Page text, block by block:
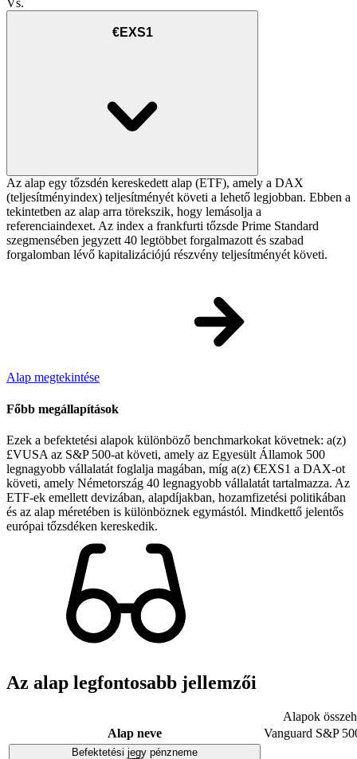
Vs.
€EXS1
Az alap egy tőzsdén kereskedett alap (ETF), amely a DAX
(teljesítményindex) teljesítményét követi a lehető legjobban. Ebben a
tekintetben az alap arra törekszik, hogy lemásolja a
referenciaindexet. Az index a frankfurti tőzsde Prime Standard
szegmensében jegyzett 40 legtöbbet forgalmazott és szabad
forgalomban lévő kapitalizációjú részvény teljesítményét követi.
Alap megtekintése
Főbb megállapítások
Ezek a befektetési alapok különböző benchmarkokat követnek: a(z)
£VUSA az S&P 500-at követi, amely az Egyesült Államok 500
legnagyobb vállalatát foglalja magában, míg a(z) €EXS1 a DAX-ot
követi, amely Németország 40 legnagyobb vállalatát tartalmazza. Az
ETF-ek emellett devizában, alapdíjakban, hozamfizetési politikában
és az alap méretében is különböznek egymástól. Mindkettő jelentős
európai tőzsdéken kereskedik.
Az alap legfontosabb jellemzői
Alapok
Alap neve
Vanguard S&P
Befektetési jegy pénzneme